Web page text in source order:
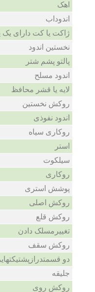
اهک
اندوداب
ژاکت یا کت دارای یک
نخستین اندود
پالتو پشم شتر
اندود مسلح
لایه یا قشر محافظ
روکش نخستین
اندود نفوذی
روکاری سیاه
استر
سیلکوت
روکاری
پوشش استری
روکش اصلی
روکش قلع
تغییرمسلک دادن
روکش سقف
دو
جلیقه
روکش روی